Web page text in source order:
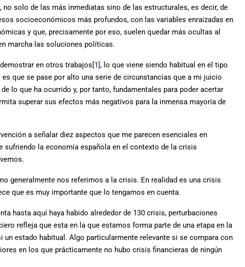
solo de las más inmediatas sino de las estructurales, es decir, de
socioeconómicos más profundos, con las variables enraizadas en
y que, precisamente por eso, suelen quedar más ocultas al
marcha las soluciones políticas.
en otros trabajos[1], lo que viene siendo habitual en el tipo
que se pase por alto una serie de circunstancias que a mi juicio
lo que ha ocurrido y, por tanto, fundamentales para poder acertar
superar sus efectos más negativos para la inmensa mayoría de
a señalar diez aspectos que me parecen esenciales en
sufriendo la economía española en el contexto de la crisis
generalmente nos referimos a la crisis. En realidad es una crisis
que es muy importante que lo tengamos en cuenta.
hasta aquí haya habido alrededor de 130 crisis, perturbaciones
refleja que esta en la que estamos forma parte de una etapa en la
un estado habitual. Algo particularmente relevante si se compara con
en los que prácticamente no hubo crisis financieras de ningún